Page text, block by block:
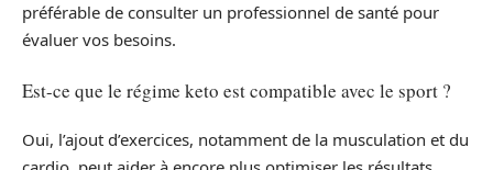
préférable de consulter un professionnel de santé pour
évaluer vos besoins.
Est-ce que le régime keto est compatible avec le sport ?
Oui, l’ajout d’exercices, notamment de la musculation et du